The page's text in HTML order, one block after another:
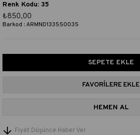
Renk Kodu: 35
₺850,00
Barkod :ARMND133550035
FAVORILERE EKLE
Fiyat Düşünce Haber Ver